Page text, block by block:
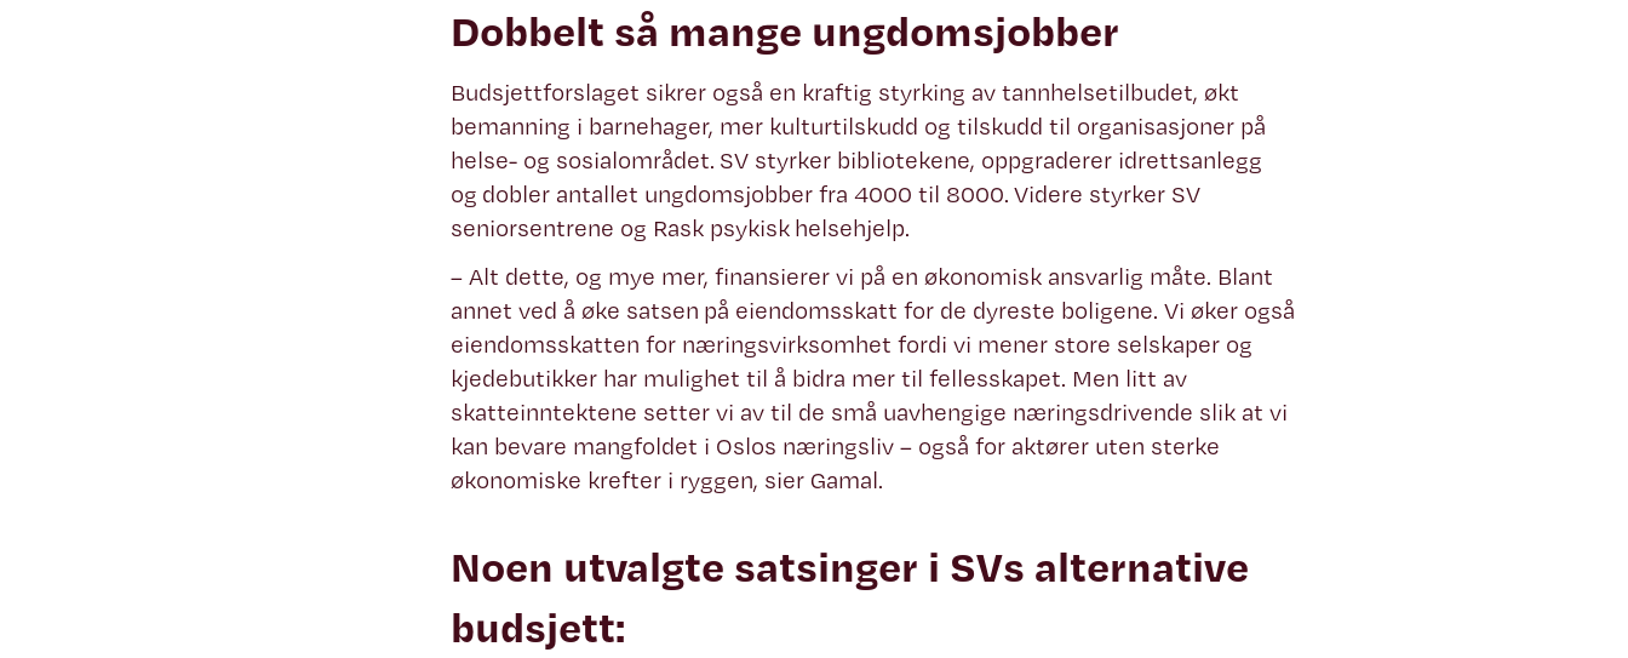
Dobbelt så mange ungdomsjobber
Budsjettforslaget sikrer også en kraftig styrking av tannhelsetilbudet, økt
bemanning i barnehager, mer kulturtilskudd og tilskudd til organisasjoner på
helse- og sosialområdet. SV styrker bibliotekene, oppgraderer idrettsanlegg
og dobler antallet ungdomsjobber fra 4000 til 8000. Videre styrker SV
seniorsentrene og Rask psykisk helsehjelp.
– Alt dette, og mye mer, finansierer vi på en økonomisk ansvarlig måte. Blant
annet ved å øke satsen på eiendomsskatt for de dyreste boligene. Vi øker også
eiendomsskatten for næringsvirksomhet fordi vi mener store selskaper og
kjedebutikker har mulighet til å bidra mer til fellesskapet. Men litt av
skatteinntektene setter vi av til de små uavhengige næringsdrivende slik at vi
kan bevare mangfoldet i Oslos næringsliv – også for aktører uten sterke
økonomiske krefter i ryggen, sier Gamal.
Noen utvalgte satsinger i SVs alternative
budsjett: